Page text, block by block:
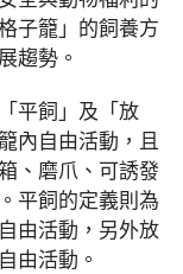
子籠」的飼養方
趨勢。
平飼」及「放
內自由活動，且
、磨爪、可誘發
平飼的定義則為
由活動，另外放
由活動。